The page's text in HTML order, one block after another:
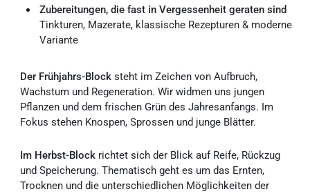
Zubereitungen, die fast in Vergessenheit geraten sind
Tinkturen, Mazerate, klassische Rezepturen & moderne
Variante
Der Frühjahrs-Block steht im Zeichen von Aufbruch,
Wachstum und Regeneration. Wir widmen uns jungen
Pflanzen und dem frischen Grün des Jahresanfangs. Im
Fokus stehen Knospen, Sprossen und junge Blätter.
Im Herbst-Block richtet sich der Blick auf Reife, Rückzug
und Speicherung. Thematisch geht es um das Ernten,
Trocknen und die unterschiedlichen Möglichkeiten der